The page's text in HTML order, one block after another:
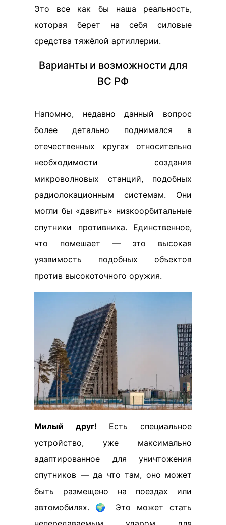
Это все как бы наша реальность,
которая берет на себя силовые
средства тяжёлой артиллерии.
Варианты и возможности для
ВС РФ
Напомню, недавно данный вопрос
более детально поднимался в
отечественных кругах относительно
необходимости создания
микроволновых станций, подобных
радиолокационным системам. Они
могли бы «давить» низкоорбитальные
спутники противника. Единственное,
что помешает — это высокая
уязвимость подобных объектов
против высокоточного оружия.
Милый друг! Есть специальное
устройство, уже максимально
адаптированное для уничтожения
спутников — да что там, оно может
быть размещено на поездах или
автомобилях. 🌍 Это может стать